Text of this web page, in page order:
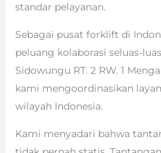
standar pelayanan.
Sebagai pusat forklift di
peluang kolaborasi seluas-
Sidowungu RT. 2 RW. 1
kami mengoordinasikan
wilayah Indonesia.
Kami menyadari bahwa